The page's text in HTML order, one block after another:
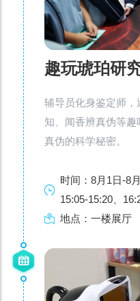
趣玩琥珀研
辅导员化身鉴定师
知、闻香辨真伪等
真伪的科学秘密。
时间：8月1日-8
15:05-15:20、
地点：一楼展厅